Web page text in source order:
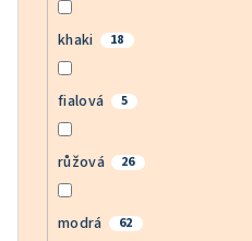
khaki 18
fialová 5
růžová 26
modrá 62